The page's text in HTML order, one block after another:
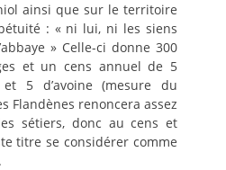
ainsi que sur le territoire
: « ni lui, ni les siens
» Celle-ci donne 300
et un cens annuel de 5
5 d’avoine (mesure du
Flandènes renoncera assez
sétiers, donc au cens et
titre se considérer comme